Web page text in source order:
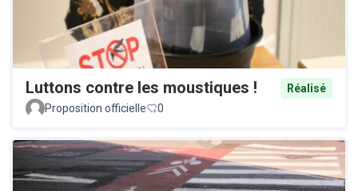
Luttons contre les moustiques !
Réalisé
Proposition officielle
0